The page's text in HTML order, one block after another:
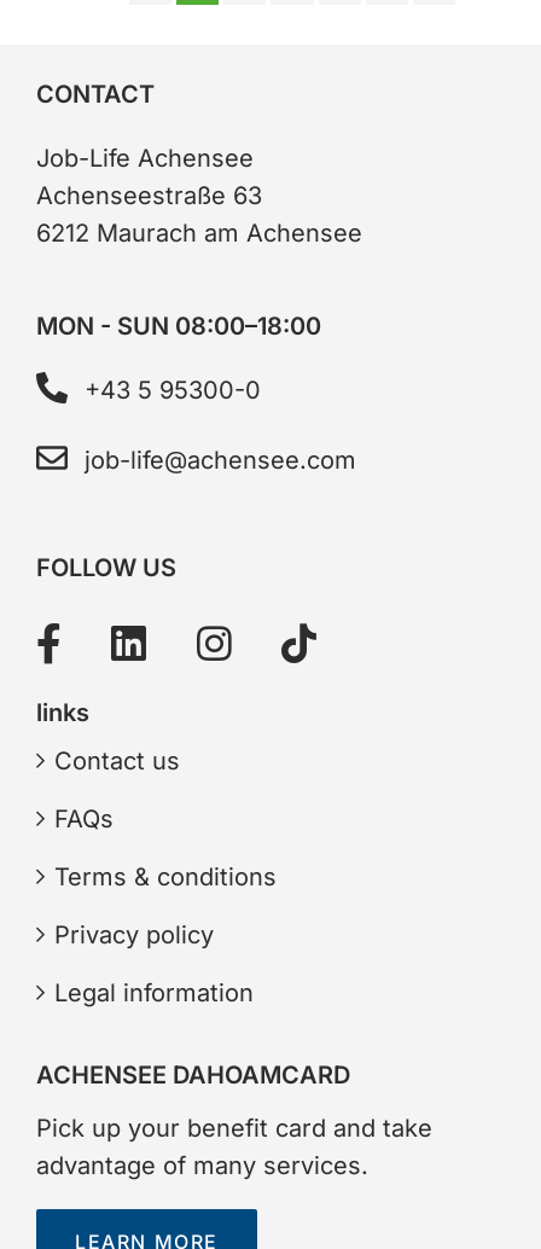
CONTACT
Job-Life Achensee
Achenseestraße 63
6212 Maurach am Achensee
MON - SUN 08:00–18:00
+43 5 95300-0
job-life@achensee.com
FOLLOW US
links
Contact us
FAQs
Terms & conditions
Privacy policy
Legal information
ACHENSEE DAHOAMCARD
Pick up your benefit card and take
advantage of many services.
LEARN MORE